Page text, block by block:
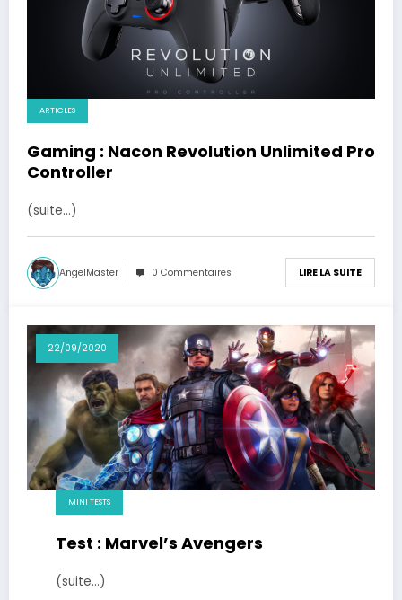
ARTICLES
Gaming : Nacon Revolution Unlimited Pro
Controller
(suite…)
AngelMaster 0 Commentaires LIRE LA SUITE
22/09/2020
MINI TESTS
Test : Marvel’s Avengers
(suite…)